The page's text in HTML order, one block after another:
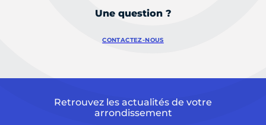
Une question ?
CONTACTEZ-NOUS
Retrouvez les actualités de votre
arrondissement